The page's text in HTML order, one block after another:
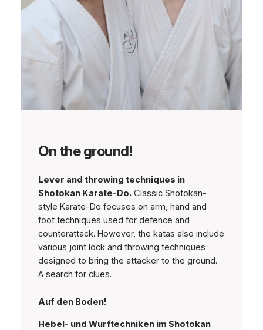
On the ground!
Lever and throwing techniques in
Shotokan Karate-Do. Classic Shotokan-
style Karate-Do focuses on arm, hand and
foot techniques used for defence and
counterattack. However, the katas also include
various joint lock and throwing techniques
designed to bring the attacker to the ground.
A search for clues.
Auf den Boden!
Hebel- und Wurftechniken im Shotokan